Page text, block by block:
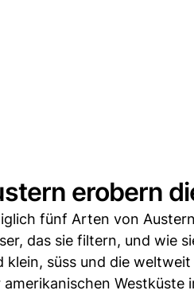
erobern
fünf Arten von
das sie filtern, und wie
klein, süss und die
amerikanischen Westküste